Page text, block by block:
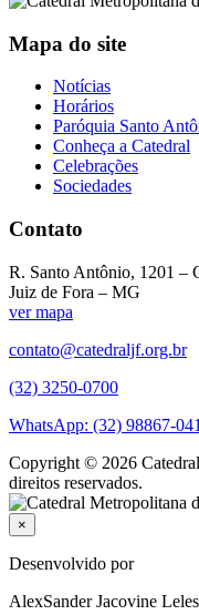
Mapa do site
Notícias
Horários
Paróquia Santo
Conheça a Catedral
Celebrações
Sociedades
Contato
R. Santo Antônio, 1201 –
Juiz de Fora – MG
ver mapa
contato@catedraljf.org.br
(32) 3250-0700
WhatsApp: (32) 98867-
Copyright © 2026
direitos reservados.
×
Desenvolvido por
AlexSander Jacovine Leles